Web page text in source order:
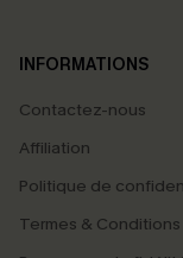
INFORMATIONS
Contactez-nous
Affiliation
Politique de
Termes & Conditions
-
En soumettant votre
marketing (y